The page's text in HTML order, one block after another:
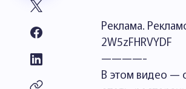
Реклама.
2W5zFHRVYDF
————-
В этом видео —